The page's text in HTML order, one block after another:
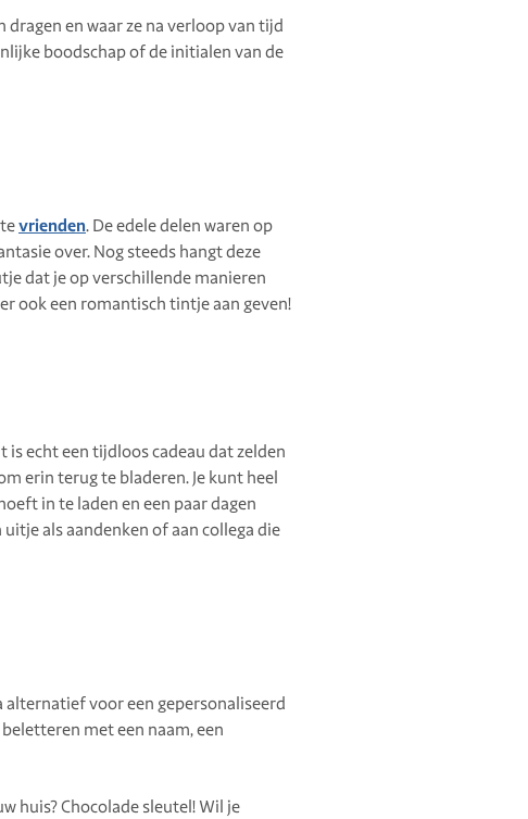
en waar ze na verloop van tijd
boodschap of de initialen van de
vrienden. De edele delen waren op
over. Nog steeds hangt deze
dat je op verschillende manieren
ook een romantisch tintje aan geven!
echt een tijdloos cadeau dat zelden
erin terug te bladeren. Je kunt heel
in te laden en een paar dagen
als aandenken of aan collega die
alternatief voor een gepersonaliseerd
met een naam, een
huis? Chocolade sleutel! Wil je